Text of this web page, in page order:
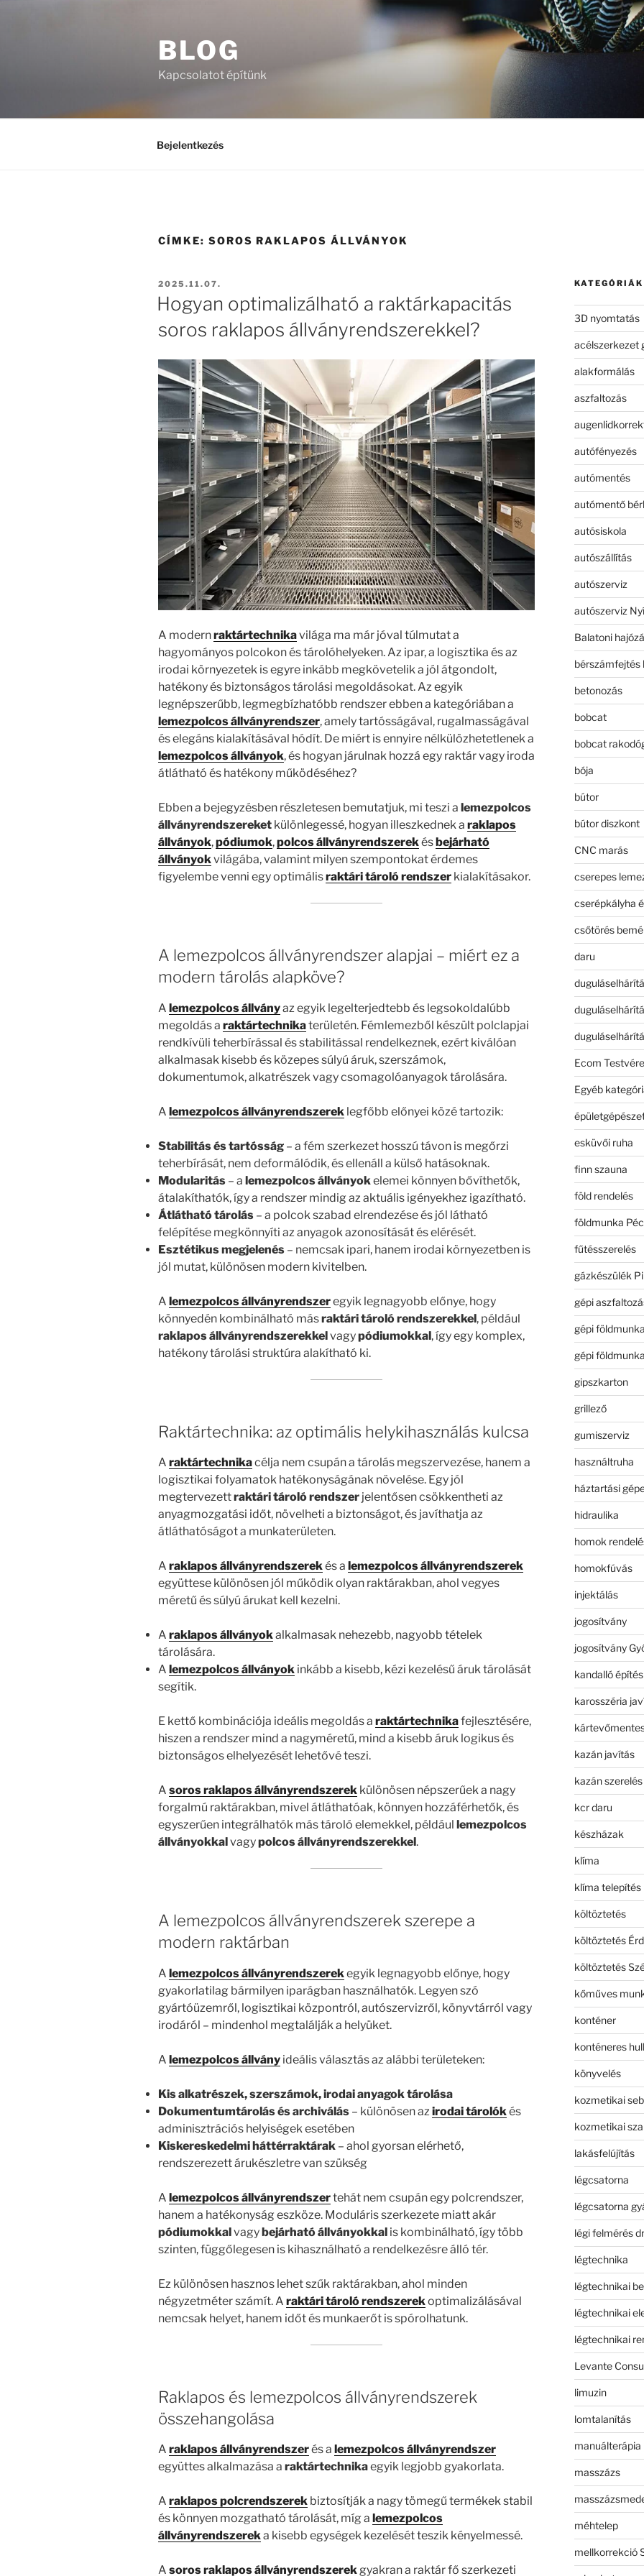
BLOG
Kapcsolatot építünk
Bejelentkezés
CÍMKE: SOROS RAKLAPOS ÁLLVÁNYOK
BEKÜLDVE:
2025.11.07.
Hogyan optimalizálható a raktárkapacitás
soros raklapos állványrendszerekkel?
A modernraktártechnikavilága ma már jóval túlmutat a
hagyományos polcokon és tárolóhelyeken. Az ipar, a logisztika és az
irodai környezetek is egyre inkább megkövetelik a jól átgondolt,
hatékony és biztonságos tárolási megoldásokat. Az egyik
legnépszerűbb, legmegbízhatóbb rendszer ebben a kategóriában a
lemezpolcos állványrendszer, amely tartósságával, rugalmasságával
és elegáns kialakításával hódít. De miért is ennyire nélkülözhetetlenek a
lemezpolcos állványok, és hogyan járulnak hozzá egy raktár vagy iroda
átlátható és hatékony működéséhez?
Ebben a bejegyzésben részletesen bemutatjuk, mi teszi a lemezpolcos
állványrendszereket különlegessé, hogyan illeszkednek a raklapos
állványok,pódiumok,polcos állványrendszerekés bejárható
állványokvilágába, valamint milyen szempontokat érdemes
figyelembe venni egy optimálisraktári tároló rendszer kialakításakor.
A lemezpolcos állványrendszer alapjai – miért ez a
modern tárolás alapköve?
A lemezpolcos állványaz egyik legelterjedtebb és legsokoldalúbb
megoldás a raktártechnikaterületén. Fémlemezből készült polclapjai
rendkívüli teherbírással és stabilitással rendelkeznek, ezért kiválóan
alkalmasak kisebb és közepes súlyú áruk, szerszámok,
dokumentumok, alkatrészek vagy csomagolóanyagok tárolására.
A lemezpolcos állványrendszerek legfőbb előnyei közé tartozik:
Stabilitás és tartósság – a fém szerkezet hosszú távon is megőrzi
teherbírását, nem deformálódik, és ellenáll a külső hatásoknak.
Modularitás – a lemezpolcos állványok elemei könnyen bővíthetők,
átalakíthatók, így a rendszer mindig az aktuális igényekhez igazítható.
Átlátható tárolás – a polcok szabad elrendezése és jól látható
felépítése megkönnyíti az anyagok azonosítását és elérését.
Esztétikus megjelenés – nemcsak ipari, hanem irodai környezetben is
jól mutat, különösen modern kivitelben.
A lemezpolcos állványrendszeregyik legnagyobb előnye, hogy
könnyedén kombinálható másraktári tároló rendszerekkel, például
raklapos állványrendszerekkelvagypódiumokkal, így egy komplex,
hatékony tárolási struktúra alakítható ki.
Raktártechnika: az optimális helykihasználás kulcsa
A raktártechnikacélja nem csupán a tárolás megszervezése, hanem a
logisztikai folyamatok hatékonyságának növelése. Egy jól
megtervezettraktári tároló rendszer jelentősen csökkentheti az
anyagmozgatási időt, növelheti a biztonságot, és javíthatja az
átláthatóságot a munkaterületen.
A raklapos állványrendszerekés a lemezpolcos állványrendszerek
együttese különösen jól működik olyan raktárakban, ahol vegyes
méretű és súlyú árukat kell kezelni.
A raklapos állványokalkalmasak nehezebb, nagyobb tételek
tárolására.
A lemezpolcos állványok inkább a kisebb, kézi kezelésű áruk tárolását
segítik.
E kettő kombinációja ideális megoldás a raktártechnikafejlesztésére,
hiszen a rendszer mind a nagyméretű, mind a kisebb áruk logikus és
biztonságos elhelyezését lehetővé teszi.
A soros raklapos állványrendszerek különösen népszerűek a nagy
forgalmú raktárakban, mivel átláthatóak, könnyen hozzáférhetők, és
egyszerűen integrálhatók más tároló elemekkel, például lemezpolcos
állványokkal vagypolcos állványrendszerekkel.
A lemezpolcos állványrendszerek szerepe a
modern raktárban
A lemezpolcos állványrendszerek egyik legnagyobb előnye, hogy
gyakorlatilag bármilyen iparágban használhatók. Legyen szó
gyártóüzemről, logisztikai központról, autószervizről, könyvtárról vagy
irodáról – mindenhol megtalálják a helyüket.
A lemezpolcos állvány ideális választás az alábbi területeken:
Kis alkatrészek, szerszámok, irodai anyagok tárolása
Dokumentumtárolás és archiválás – különösen az irodai tárolók és
adminisztrációs helyiségek esetében
Kiskereskedelmi háttérraktárak – ahol gyorsan elérhető,
rendszerezett árukészletre van szükség
A lemezpolcos állványrendszertehát nem csupán egy polcrendszer,
hanem a hatékonyság eszköze. Moduláris szerkezete miatt akár
pódiumokkalvagybejárható állványokkal is kombinálható, így több
szinten, függőlegesen is kihasználható a rendelkezésre álló tér.
Ez különösen hasznos lehet szűk raktárakban, ahol minden
négyzetméter számít. A raktári tároló rendszerek optimalizálásával
nemcsak helyet, hanem időt és munkaerőt is spórolhatunk.
Raklapos és lemezpolcos állványrendszerek
összehangolása
A raklapos állványrendszerés a lemezpolcos állványrendszer
együttes alkalmazása a raktártechnikaegyik legjobb gyakorlata.
A raklapos polcrendszerek biztosítják a nagy tömegű termékek stabil
és könnyen mozgatható tárolását, míg a lemezpolcos
állványrendszereka kisebb egységek kezelését teszik kényelmessé.
A soros raklapos állványrendszerekgyakran a raktár fő szerkezeti
KATEGÓRIÁK
3D nyomtatás
acélszerkezet
alakformálás
aszfaltozás
autófényezés
autómentés
autómentő
autósiskola
autószállítás
autószerviz
autószerviz
Balatoni
bérszámfejtés
betonozás
bobcat
bobcat
bója
bútor
bútor diszkont
CNC marás
cserepes
cserépkályha
csőtörés
daru
Ecom
Egyéb
esküvői ruha
finn szauna
föld rendelés
földmunka
fűtésszerelés
gázkészülék
gépi
gépi földmunka
gépi
gipszkarton
grillező
gumiszerviz
használtruha
háztartási
hidraulika
homok
homokfúvás
injektálás
jogosítvány
jogosítvány
kandalló építés
karosszéria
kazán javítás
kazán szerelés
kcr daru
készházak
klíma
klíma telepítés
költöztetés
költöztetés Érd
költöztetés
kőműves
konténer
konténeres
könyvelés
kozmetikai
kozmetikai
lakásfelújítás
légcsatorna
légcsatorna
légi felmérés
légtechnika
légtechnikai
légtechnikai
légtechnikai
Levante
limuzin
lomtalanítás
manuálterápia
masszázs
méhtelep
mellkorrekció